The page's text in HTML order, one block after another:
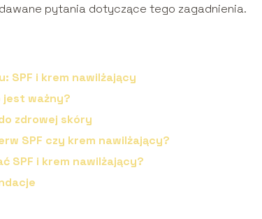
pytania dotyczące tego zagadnienia.
SPF i krem nawilżający
jest ważny?
zdrowej skóry
SPF czy krem nawilżający?
SPF i krem nawilżający?